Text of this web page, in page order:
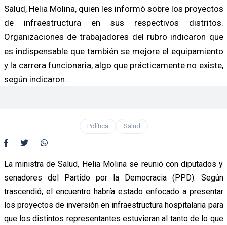
Salud, Helia Molina, quien les informó sobre los proyectos
de infraestructura en sus respectivos distritos.
Organizaciones de trabajadores del rubro indicaron que
es indispensable que también se mejore el equipamiento
y la carrera funcionaria, algo que prácticamente no existe,
según indicaron.
Política Salud
La ministra de Salud, Helia Molina se reunió con diputados y
senadores del Partido por la Democracia (PPD). Según
trascendió, el encuentro habría estado enfocado a presentar
los proyectos de inversión en infraestructura hospitalaria para
que los distintos representantes estuvieran al tanto de lo que